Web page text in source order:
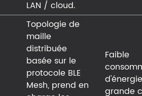
LAN / cloud.
Topologie de
maille
distribuée
basée sur le
protocole BLE
Mesh, prend en
Faible
grande